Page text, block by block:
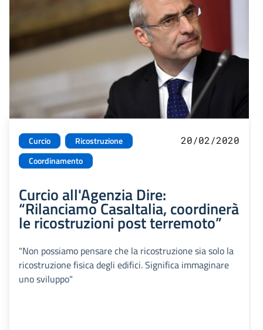
Curcio
Ricostruzione
Coordinamento
20/02/2020
Curcio all'Agenzia Dire:
“Rilanciamo CasaItalia, coordinerà
le ricostruzioni post terremoto”
"Non possiamo pensare che la ricostruzione sia solo la
ricostruzione fisica degli edifici. Significa immaginare
uno sviluppo"